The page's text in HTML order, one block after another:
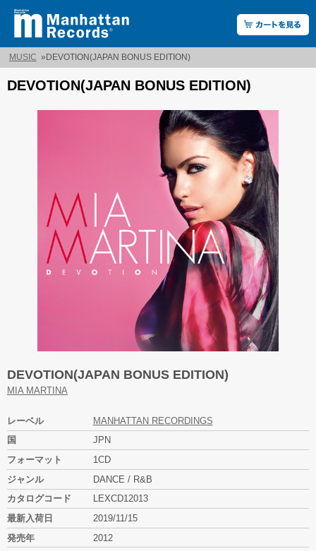
MUSIC » DEVOTION(JAPAN BONUS EDITION)
DEVOTION(JAPAN BONUS EDITION)
DEVOTION(JAPAN BONUS EDITION)
MIA MARTINA
レーベル
MANHATTAN RECORDINGS
国
JPN
フォーマット
1CD
ジャンル
DANCE / R&B
カタログコード
LEXCD12013
最新入荷日
2019/11/15
発売年
2012